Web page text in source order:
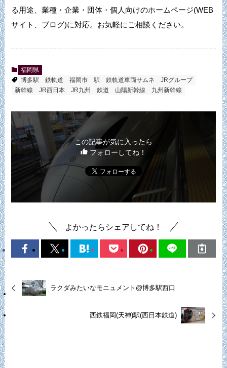
る用途、業種・企業・団体・個人向けのホームページ(WEB
サイト、ブログ)に対応。お気軽にご相談ください。
福岡県
博多駅
鉄軌道 福岡市 駅 鉄軌道車両サムネ
JRグループ
新幹線
JR西日本 JR九州 鉄道 山陽新幹線 九州新幹線
この記事が気に入ったら
フォローしてね！
よかったらシェアしてね！
ラクダみたいなモニュメント@博多駅西口
西鉄福岡(天神)駅(西日本鉄道)